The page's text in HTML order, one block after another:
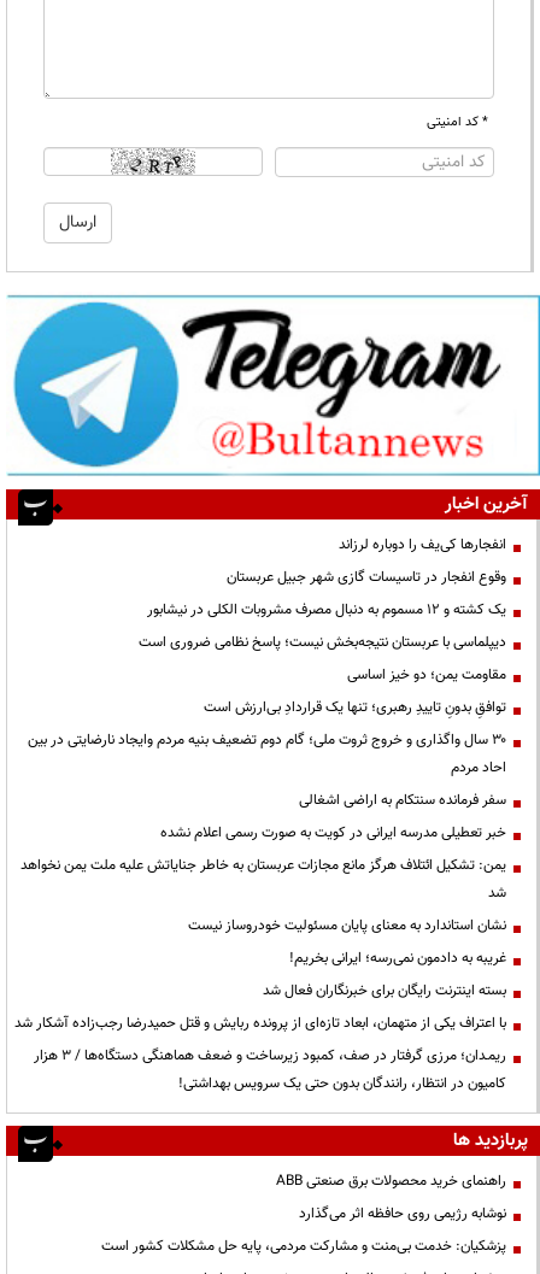
* کد امنیتی
آخرین اخبار
انفجارها کی‌یف را دوباره لرزاند
وقوع انفجار در تاسیسات گازی شهر جبیل عربستان
یک کشته و ۱۲ مسموم به دنبال مصرف مشروبات الکلی در نیشابور
دیپلماسی با عربستان نتیجه‌بخش نیست؛ پاسخ نظامی ضروری است
مقاومت یمن؛ دو خیز اساسی
توافقِ بدونِ تاییدِ رهبری؛ تنها یک قراردادِ بی‌ارزش است
۳۰ سال واگذاری و خروج ثروت ملی؛ گام دوم تضعیف بنیه مردم وایجاد نارضایتی در بین
احاد مردم
سفر فرمانده سنتکام به اراضی اشغالی
خبر تعطیلی مدرسه ایرانی در کویت به صورت رسمی اعلام نشده
یمن: تشکیل ائتلاف هرگز مانع مجازات عربستان به خاطر جنایاتش علیه ملت یمن نخواهد
شد
نشان استاندارد به معنای پایان مسئولیت خودروساز نیست
غریبه به دادمون نمی‌رسه؛ ایرانی بخریم!
بسته اینترنت رایگان برای خبرنگاران فعال شد
با اعتراف یکی از متهمان، ابعاد تازه‌ای از پرونده ربایش و قتل حمیدرضا رجب‌زاده آشکار شد
ریمـدان؛ مرزی گرفتار در صف، کمبود زیرساخت و ضعف هماهنگی دستگاه‌ها / ۳ هزار
کامیون در انتظار، رانندگان بدون حتی یک سرویس بهداشتی!
پربازدید ها
راهنمای خرید محصولات برق صنعتی ABB
نوشابه رژیمی روی حافظه اثر می‌گذارد
پزشکیان: خدمت بی‌منت و مشارکت مردمی، پایه حل مشکلات کشور است